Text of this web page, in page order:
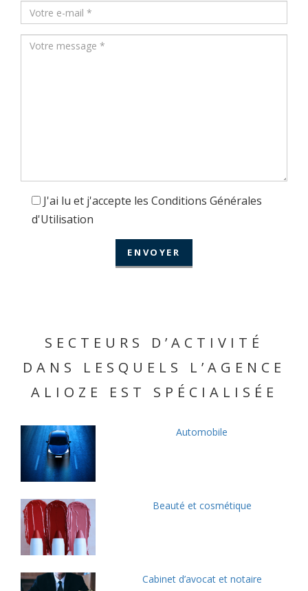
J'ai lu et j'accepte les Conditions Générales
d'Utilisation
SECTEURS D’ACTIVITÉ
DANS LESQUELS L’AGENCE
ALIOZE EST SPÉCIALISÉE
Automobile
Beauté et cosmétique
Cabinet d’avocat et notaire